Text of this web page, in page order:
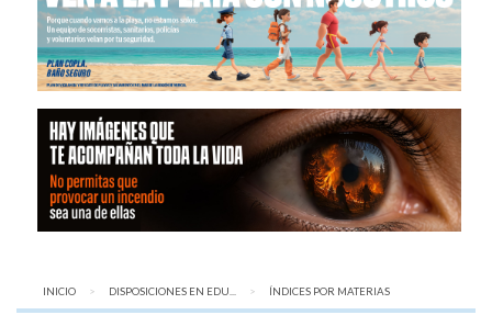
INICIO DISPOSICIONES EN EDU... AQUÍ:
ÍNDICES POR MATERIAS